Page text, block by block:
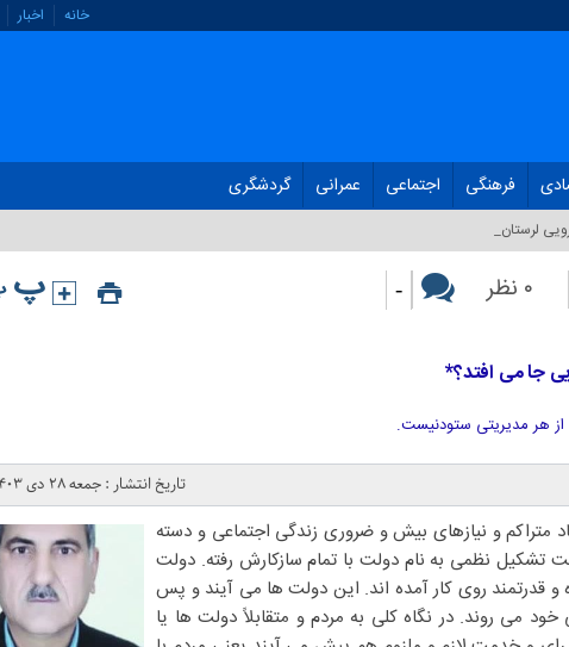
خانه اخبار
فرهنگی اجتماعی عمرانی گردشگری
۰ نظر -
جا می افتد؟*
از هر مدیریتی ستودنیست.
تاریخ انتشار : جمعه ۲۸ دی ۱۴۰۳ - ۱۸:۱۲
متراکم و‌‌ نیازهای بیش و ضروری زندگی اجتماعی و دسته
تشکیل نظمی به نام دولت با تمام سازکارش رفته. دولت
و‌ قدرتمند روی کار آمده اند. این دولت ها می آیند و پس
خود می روند. در نگاه کلی به مردم و متقابلاً دولت ها یا